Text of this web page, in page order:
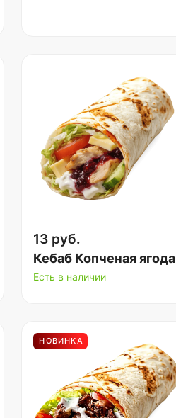
13 руб.
Кебаб Копченая ягода
Есть в наличии
НОВИНКА